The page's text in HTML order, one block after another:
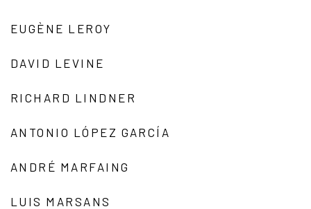
EUGÈNE LEROY
DAVID LEVINE
RICHARD LINDNER
ANTONIO LÓPEZ GARCÍA
ANDRÉ MARFAING
LUIS MARSANS